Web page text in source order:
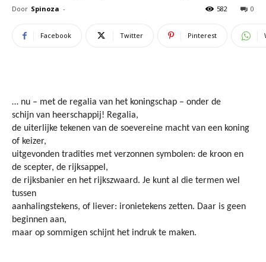
Door Spinoza - 0
582
Facebook Twitter Pinterest
… nu – met de regalia van het koningschap – onder de
schijn van heerschappij! Regalia,
de uiterlijke tekenen van de soevereine macht van een koning
of keizer,
uitgevonden tradities met verzonnen symbolen: de kroon en
de scepter, de rijksappel,
de rijksbanier en het rijkszwaard. Je kunt al die termen wel
tussen
aanhalingstekens, of liever: ironietekens zetten. Daar is geen
beginnen aan,
maar op sommigen schijnt het indruk te maken.